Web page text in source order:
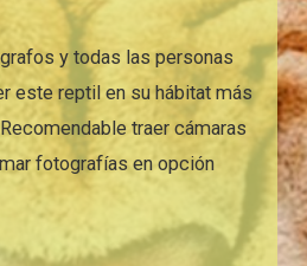
y todas las personas
este reptil en su hábitat más
traer cámaras
fotografías en opción